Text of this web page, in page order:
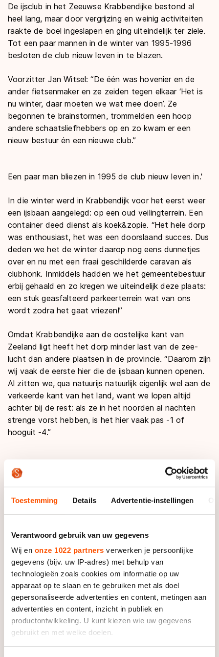
Toestemming Details Advertentie-instellingen
Verantwoord gebruik van uw gegevens
Wij en onze 1022 partners verwerken je persoonlijke
gegevens (bijv. uw IP-adres) met behulp van
technologieën zoals cookies om informatie op uw
apparaat op te slaan en te gebruiken met als doel
gepersonaliseerde advertenties en content, metingen aan
advertenties en content, inzicht in publiek en
productontwikkeling. U kunt kiezen wie uw gegevens
gebruikt en met welke doelen.
De ijsclub in het Zeeuwse Krabbendijke bestond al
heel lang, maar door vergrijzing en weinig activiteiten
raakte de boel ingeslapen en ging uiteindelijk ter ziele.
Tot een paar mannen in de winter van 1995-1996
besloten de club nieuw leven in te blazen.
Voorzitter Jan Witsel: “De één was hovenier en de
ander fietsenmaker en ze zeiden tegen elkaar ‘Het is
nu winter, daar moeten we wat mee doen’. Ze
begonnen te brainstormen, trommelden een hoop
andere schaatsliefhebbers op en zo kwam er een
nieuw bestuur én een nieuwe club.”
Een paar man bliezen in 1995 de club nieuw leven in.'
In die winter werd in Krabbendijk voor het eerst weer
een ijsbaan aangelegd: op een oud veilingterrein. Een
container deed dienst als koek&zopie. “Het hele dorp
was enthousiast, het was een doorslaand succes. Dus
deden we het de winter daarop nog eens dunnetjes
over en nu met een fraai geschilderde caravan als
clubhonk. Inmiddels hadden we het gemeentebestuur
erbij gehaald en zo kregen we uiteindelijk deze plaats:
een stuk geasfalteerd parkeerterrein wat van ons
wordt zodra het gaat vriezen!”
Omdat Krabbendijke aan de oostelijke kant van
Zeeland ligt heeft het dorp minder last van de zee-
lucht dan andere plaatsen in de provincie. “Daarom zijn
wij vaak de eerste hier die de ijsbaan kunnen openen.
Al zitten we, qua natuurijs natuurlijk eigenlijk wel aan de
verkeerde kant van het land, want we lopen altijd
achter bij de rest: als ze in het noorden al nachten
strenge vorst hebben, is het hier vaak pas -1 of
hooguit -4.”
'Een stuk geasfalteerd parkeerterrein wordt van ons
zodra het gaat vriezen.'
Het was het bestuur van de ijsclub wél meteen
duidelijk dat ze niet alleen in de winter actief moesten
jaar geen natuurijs – dan zakt de boel weer in elkaar.
Je moet laten zien dat je nog wakker bent en dus zijn
we in 1996, toen het inline-skaten in opkomst was,
meteen begonnen om hier in het dorp een
skatewedstrijd te organiseren.”
Sinds vorig jaar is de inline-skatewedstrijd gekoppeld
aan een KNSB-toertocht. “Daar deden vorig jaar 150
mensen aan mee én nog eens tussen de 60 en 80